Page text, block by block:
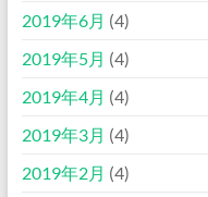
2019年6月 (4)
2019年5月 (4)
2019年4月 (4)
2019年3月 (4)
2019年2月 (4)